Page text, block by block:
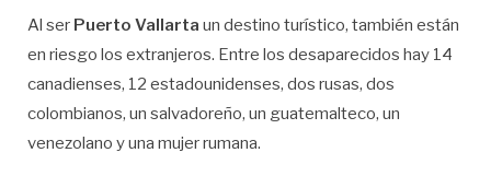
Al ser Puerto Vallarta un destino turístico, también están
en riesgo los extranjeros. Entre los desaparecidos hay 14
canadienses, 12 estadounidenses, dos rusas, dos
colombianos, un salvadoreño, un guatemalteco, un
venezolano y una mujer rumana.